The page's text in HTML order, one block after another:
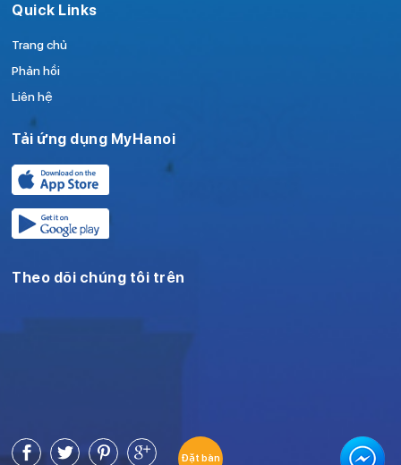
Đặt bàn
Quick Links
Trang chủ
Phản hồi
Liên hệ
Tải ứng dụng MyHanoi
Theo dõi chúng tôi trên